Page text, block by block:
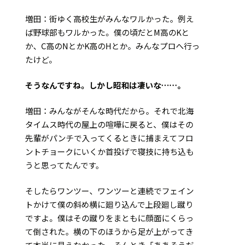
増田：街ゆく高校生がみんなワルかった。例え
ば野球部もワルかった。僕の頃だとM高のKと
か、C高のNとかK高のHとか。みんなプロへ行っ
たけど。
――そうなんですね。しかし昭和は凄いな……。
増田：みんながそんな時代だから。それで北海
タイムス時代の屋上の喧嘩に戻ると、僕はその
先輩がパンチで入ってくるときに捕まえてフロ
ントチョークにいくか首投げで寝技に持ち込も
うと思ってたんです。
そしたらワンツー、ワンツーと連続でフェイン
トかけて僕の斜め横に廻り込んで上段廻し蹴り
ですよ。僕はその蹴りをまともに顔面にくらっ
て倒された。横の下のほうから足が上がってき